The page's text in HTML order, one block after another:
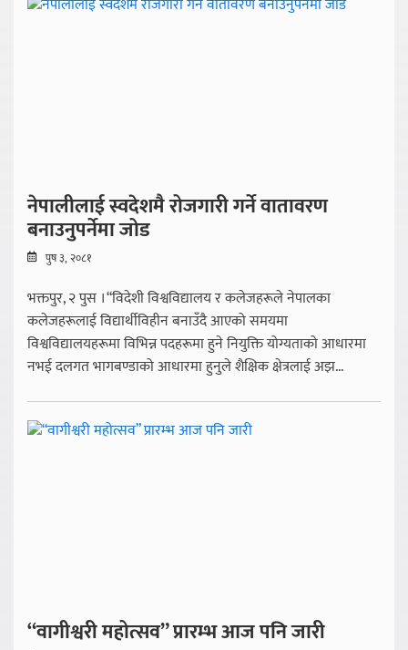
नेपालीलाई स्वदेशमै रोजगारी गर्ने वातावरण
बनाउनुपर्नेमा जोड
पुष ३, २०८१
भक्तपुर, २ पुस । “विदेशी विश्वविद्यालय र कलेजहरूले नेपालका
कलेजहरूलाई विद्यार्थीविहीन बनाउँदै आएको समयमा
विश्वविद्यालयहरूमा विभिन्न पदहरूमा हुने नियुक्ति योग्यताको आधारमा
नभई दलगत भागबण्डाको आधारमा हुनुले शैक्षिक क्षेत्रलाई अझ...
“वागीश्वरी महोत्सव” प्रारम्भ आज पनि जारी